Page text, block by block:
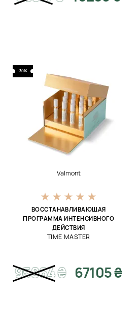
-30%
Valmont
ВОССТАНАВЛИВАЮЩАЯ
ПРОГРАММА ИНТЕНСИВНОГО
ДЕЙСТВИЯ
TIME MASTER
95864₴ 67105 ₴